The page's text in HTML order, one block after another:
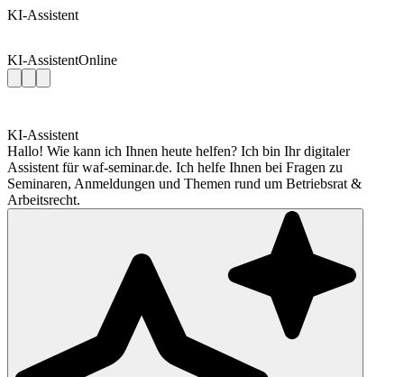
KI-Assistent
KI-AssistentOnline
KI-Assistent
Hallo! Wie kann ich Ihnen heute helfen? Ich bin Ihr digitaler
Assistent für waf-seminar.de. Ich helfe Ihnen bei Fragen zu
Seminaren, Anmeldungen und Themen rund um Betriebsrat &
Arbeitsrecht.